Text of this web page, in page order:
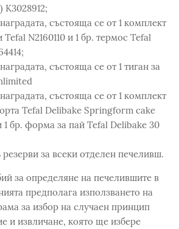
K3028912;
състояща се от 1 комплект
N2160110 и 1 бр. термос Tefal
състояща се от 1 тиган за
състояща се от 1 комплект
Tefal Delibake Springform cake
1 бр. форма за пай Tefal Delibake 30
резерви за всеки отделен печеливш.
за определяне на печелившите в
предполага използването на
за избор на случаен принцип
и извличане, която ще избере